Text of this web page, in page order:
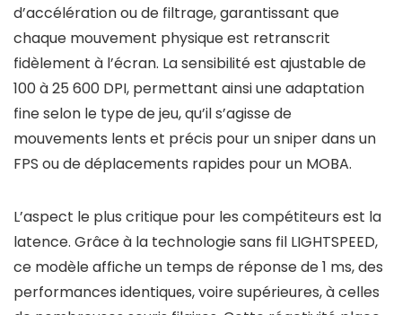
d’accélération ou de filtrage, garantissant que
chaque mouvement physique est retranscrit
fidèlement à l’écran. La sensibilité est ajustable de
100 à 25 600 DPI, permettant ainsi une adaptation
fine selon le type de jeu, qu’il s’agisse de
mouvements lents et précis pour un sniper dans un
FPS ou de déplacements rapides pour un MOBA.
L’aspect le plus critique pour les compétiteurs est la
latence. Grâce à la technologie sans fil LIGHTSPEED,
ce modèle affiche un temps de réponse de 1 ms, des
performances identiques, voire supérieures, à celles